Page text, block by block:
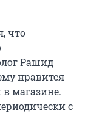
что
Рашид
нравится
магазине.
с